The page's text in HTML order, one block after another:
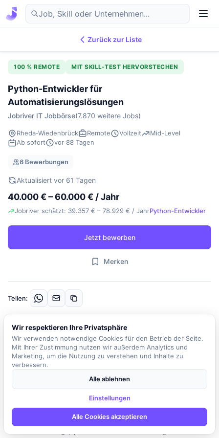
DE
Zurück zur Liste
100 % REMOTE MIT SKILL-TEST HERVORSTECHEN
Python-Entwickler für
Automatisierungslösungen
Jobriver IT Jobbörse(7.870 weitere Jobs)
Rheda-Wiedenbrück Remote Vollzeit
Mid-Level
Ab sofort
vor 88 Tagen
6 Bewerbungen
Aktualisiert vor 61 Tagen
40.000 € – 60.000 € / Jahr
Jobriver schätzt: 39.357 € – 78.929 € / JahrPython-Entwickler
Jetzt bewerben
Merken
Teilen:
Beschreibung
Für ein spannendes Projekt in der Lebensmittelindustrie suchen
wir einen erfahrenen Python-Entwickler, der sich der Entwicklung
und Optimierung von Automatisierungslösungen widmet. In dieser
Rolle werden Sie an der Effizienzsteigerung von
Produktionsprozessen arbeiten und Ihre Expertise in Python
sowie Ihre Fähigkeiten in der Datenanalyse einbringen. Zu Ihren
Hauptaufgaben gehört die Entwicklung und Wartung von
Automatisierungsskripten, die Implementierung von
Wir respektieren Ihre Privatsphäre
Wir verwenden notwendige Cookies für den Betrieb der Seite.
Mit Ihrer Zustimmung nutzen wir außerdem Analytics und
Marketing, um die Nutzung zu verstehen und Inhalte zu
verbessern.
Alle ablehnen
Einstellungen
Alle Cookies akzeptieren